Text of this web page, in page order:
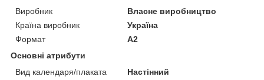
Виробник
Власне виробництво
Країна виробник
Україна
Формат
A2
Основні атрибути
Вид календаря/плаката
Настінний